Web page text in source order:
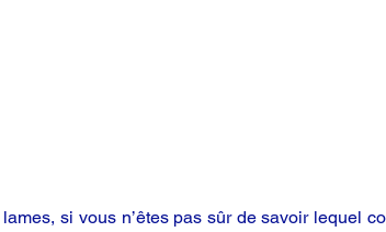
si vous n’êtes pas sûr de savoir lequel